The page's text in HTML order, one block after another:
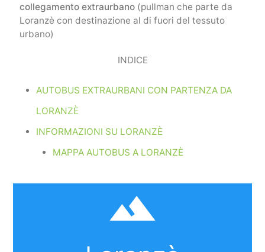
collegamento extraurbano(pullman che parte da
Loranzè con destinazione al di fuori del tessuto
urbano)
INDICE
AUTOBUS EXTRAURBANI CON PARTENZA DA
LORANZÈ
INFORMAZIONI SU LORANZÈ
MAPPA AUTOBUS A LORANZÈ
filter_hdr